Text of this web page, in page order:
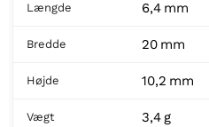
Længde 6,4 mm
Bredde 20 mm
Højde 10,2 mm
Vægt 3,4 g